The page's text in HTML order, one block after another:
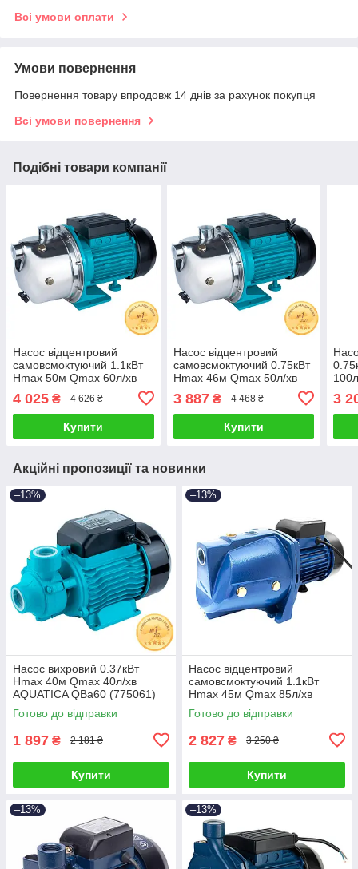
Всі умови оплати
Умови повернення
Повернення товару впродовж 14 днів за рахунок покупця
Всі умови повернення
Подібні товари компанії
Насос відцентровий
самовсмоктуючий 1.1кВт
Hmax 50м Qmax 60л/хв
нерж AQUATICA JETSa100
(775098)
4 025 ₴ 4 626 ₴
Купити
Насос відцентровий
самовсмоктуючий 0.75кВт
Hmax 46м Qmax 50л/хв
нерж AQUATICA JETSa60
(775097)
3 887₴ 4 468 ₴
Купити
3
Акційні пропозиції та новинки
–13%
Насос вихровий 0.37кВт
Hmax 40м Qmax 40л/хв
AQUATICA QBa60 (775061)
Готово до відправки
1 897 ₴ 2 181 ₴
Купити
–13%
Насос відцентровий
самовсмоктуючий 1.1кВт
Hmax 45м Qmax 85л/хв
WETRON JSW15M (775035)
Готово до відправки
2 827 ₴ 3 250 ₴
Купити
–13% –13%